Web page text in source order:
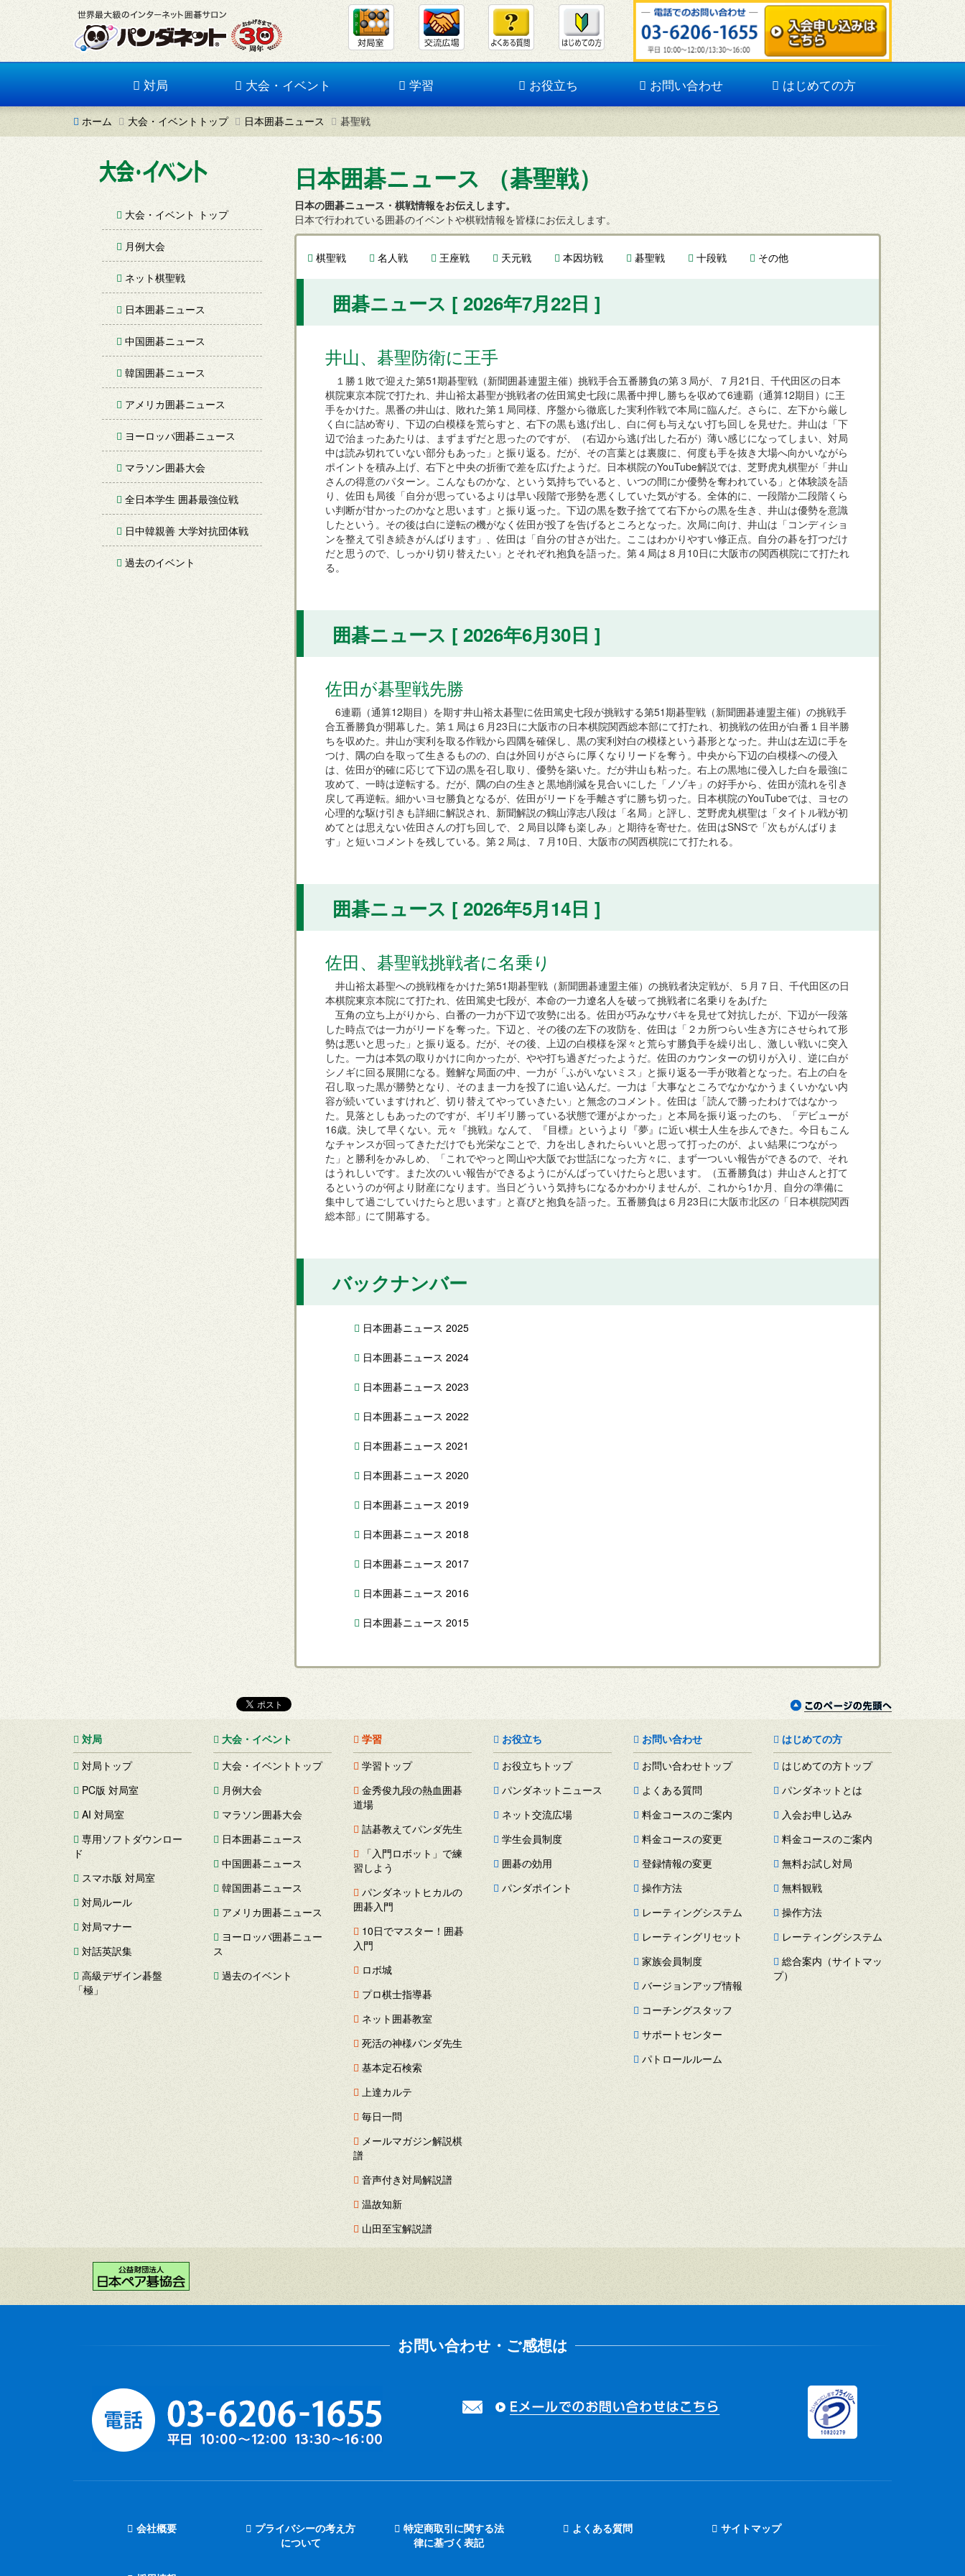
対局 大会・イベント 学習 お役立ち お問い合わせ はじめての方
ホーム 大会・イベントトップ 日本囲碁ニュース 碁聖戦
大会・イベント トップ
月例大会
ネット棋聖戦
日本囲碁ニュース
中国囲碁ニュース
韓国囲碁ニュース
アメリカ囲碁ニュース
ヨーロッパ囲碁ニュース
マラソン囲碁大会
全日本学生 囲碁最強位戦
日中韓親善 大学対抗団体戦
過去のイベント
日本囲碁ニュース （碁聖戦）
日本の囲碁ニュース・棋戦情報をお伝えします。
日本で行われている囲碁のイベントや棋戦情報を皆様にお伝えします。
棋聖戦 名人戦 王座戦 天元戦 本因坊戦 碁聖戦 十段戦 その他
囲碁ニュース [ 2026年7月22日 ]
井山、碁聖防衛に王手
１勝１敗で迎えた第51期碁聖戦（新聞囲碁連盟主催）挑戦手合五番勝負の第３局が、７月21日、千代田区の日本
棋院東京本院で打たれ、井山裕太碁聖が挑戦者の佐田篤史七段に黒番中押し勝ちを収めて6連覇（通算12期目）に王
手をかけた。黒番の井山は、敗れた第１局同様、序盤から徹底した実利作戦で本局に臨んだ。さらに、左下から厳し
く白に詰め寄り、下辺の白模様を荒らすと、右下の黒も逃げ出し、白に何も与えない打ち回しを見せた。井山は「下
辺で治まったあたりは、まずまずだと思ったのですが、（右辺から逃げ出した石が）薄い感じになってしまい、対局
中は読み切れていない部分もあった」と振り返る。だが、その言葉とは裏腹に、何度も手を抜き大場へ向かいながら
ポイントを積み上げ、右下と中央の折衝で差を広げたようだ。日本棋院のYouTube解説では、芝野虎丸棋聖が「井山
さんの得意のパターン。こんなものかな、という気持ちでいると、いつの間にか優勢を奪われている」と体験談を語
り、佐田も局後「自分が思っているよりは早い段階で形勢を悪くしていた気がする。全体的に、一段階か二段階くら
い判断が甘かったのかなと思います」と振り返った。下辺の黒を数子捨てて右下からの黒を生き、井山は優勢を意識
したという。その後は白に逆転の機がなく佐田が投了を告げるところとなった。次局に向け、井山は「コンディショ
ンを整えて引き続きがんばります」、佐田は「自分の甘さが出た。ここはわかりやすい修正点。自分の碁を打つだけ
だと思うので、しっかり切り替えたい」とそれぞれ抱負を語った。第４局は８月10日に大阪市の関西棋院にて打たれ
る。
囲碁ニュース [ 2026年6月30日 ]
佐田が碁聖戦先勝
6連覇（通算12期目）を期す井山裕太碁聖に佐田篤史七段が挑戦する第51期碁聖戦（新聞囲碁連盟主催）の挑戦手
合五番勝負が開幕した。第１局は６月23日に大阪市の日本棋院関西総本部にて打たれ、初挑戦の佐田が白番１目半勝
ちを収めた。井山が実利を取る作戦から四隅を確保し、黒の実利対白の模様という碁形となった。井山は左辺に手を
つけ、隅の白を取って生きるものの、白は外回りがさらに厚くなりリードを奪う。中央から下辺の白模様への侵入
は、佐田が的確に応じて下辺の黒を召し取り、優勢を築いた。だが井山も粘った。右上の黒地に侵入した白を最強に
攻めて、一時は逆転する。だが、隅の白の生きと黒地削減を見合いにした「ノゾキ」の好手から、佐田が流れを引き
戻して再逆転。細かいヨセ勝負となるが、佐田がリードを手離さずに勝ち切った。日本棋院のYouTubeでは、ヨセの
心理的な駆け引きも詳細に解説され、新聞解説の鶴山淳志八段は「名局」と評し、芝野虎丸棋聖は「タイトル戦が初
めてとは思えない佐田さんの打ち回しで、２局目以降も楽しみ」と期待を寄せた。佐田はSNSで「次もがんばりま
す」と短いコメントを残している。第２局は、７月10日、大阪市の関西棋院にて打たれる。
囲碁ニュース [ 2026年5月14日 ]
佐田、碁聖戦挑戦者に名乗り
井山裕太碁聖への挑戦権をかけた第51期碁聖戦（新聞囲碁連盟主催）の挑戦者決定戦が、５月７日、千代田区の日
本棋院東京本院にて打たれ、佐田篤史七段が、本命の一力遼名人を破って挑戦者に名乗りをあげた
互角の立ち上がりから、白番の一力が下辺で攻勢に出る。佐田が巧みなサバキを見せて対抗したが、下辺が一段落
した時点では一力がリードを奪った。下辺と、その後の左下の攻防を、佐田は「２カ所つらい生き方にさせられて形
勢は悪いと思った」と振り返る。だが、その後、上辺の白模様を深々と荒らす勝負手を繰り出し、激しい戦いに突入
した。一力は本気の取りかけに向かったが、やや打ち過ぎだったようだ。佐田のカウンターの切りが入り、逆に白が
シノギに回る展開になる。難解な局面の中、一力が「ふがいないミス」と振り返る一手が敗着となった。右上の白を
召し取った黒が勝勢となり、そのまま一力を投了に追い込んだ。一力は「大事なところでなかなかうまくいかない内
容が続いていますけれど、切り替えてやっていきたい」と無念のコメント。佐田は「読んで勝ったわけではなかっ
た。見落としもあったのですが、ギリギリ勝っている状態で運がよかった」と本局を振り返ったのち、「デビューが
16歳。決して早くない。元々『挑戦』なんて、『目標』というより『夢』に近い棋士人生を歩んできた。今日もこん
なチャンスが回ってきただけでも光栄なことで、力を出しきれたらいいと思って打ったのが、よい結果につながっ
た」と勝利をかみしめ、「これでやっと岡山や大阪でお世話になった方々に、まず一ついい報告ができるので、それ
はうれしいです。また次のいい報告ができるようにがんばっていけたらと思います。（五番勝負は）井山さんと打て
るというのが何より財産になります。当日どういう気持ちになるかわかりませんが、これから1か月、自分の準備に
集中して過ごしていけたらと思います」と喜びと抱負を語った。五番勝負は６月23日に大阪市北区の「日本棋院関西
総本部」にて開幕する。
バックナンバー
日本囲碁ニュース 2025
日本囲碁ニュース 2024
日本囲碁ニュース 2023
日本囲碁ニュース 2022
日本囲碁ニュース 2021
日本囲碁ニュース 2020
日本囲碁ニュース 2019
日本囲碁ニュース 2018
日本囲碁ニュース 2017
日本囲碁ニュース 2016
日本囲碁ニュース 2015
対局
対局トップ
PC版 対局室
AI 対局室
専用ソフトダウンロー
ド
スマホ版 対局室
対局ルール
対局マナー
対話英訳集
高級デザイン碁盤
「極」
大会・イベント
大会・イベントトップ
月例大会
マラソン囲碁大会
日本囲碁ニュース
中国囲碁ニュース
韓国囲碁ニュース
アメリカ囲碁ニュース
ヨーロッパ囲碁ニュー
ス
過去のイベント
学習
学習トップ
金秀俊九段の熱血囲碁
道場
詰碁教えてパンダ先生
「入門ロボット」で練
習しよう
パンダネットヒカルの
囲碁入門
10日でマスター！囲碁
入門
ロボ城
プロ棋士指導碁
ネット囲碁教室
死活の神様パンダ先生
基本定石検索
上達カルテ
毎日一問
メールマガジン解説棋
譜
音声付き対局解説譜
温故知新
山田至宝解説譜
お役立ち
お役立ちトップ
パンダネットニュース
ネット交流広場
学生会員制度
囲碁の効用
パンダポイント
お問い合わせ
お問い合わせトップ
よくある質問
料金コースのご案内
料金コースの変更
登録情報の変更
操作方法
レーティングシステム
レーティングリセット
家族会員制度
バージョンアップ情報
コーチングスタッフ
サポートセンター
パトロールルーム
はじめての方
はじめての方トップ
パンダネットとは
入会お申し込み
料金コースのご案内
無料お試し対局
無料観戦
操作方法
レーティングシステム
総合案内（サイトマッ
プ）
会社概要
プライバシーの考え方
について
特定商取引に関する法
律に基づく表記
よくある質問 サイトマップ